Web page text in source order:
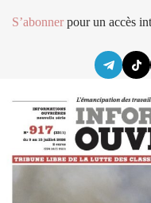
S’abonnerpour un accès